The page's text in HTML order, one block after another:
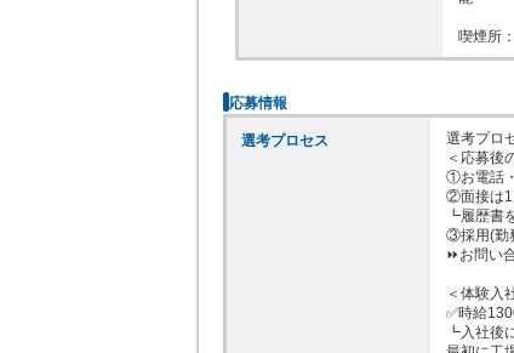
喫煙所
応募情報
選考プロセス
選考プロ
＜応募後
①お電話
②面接は1
┗履歴書
③採用(勤
⏩お問い
＜体験入
✅時給
┗入社後